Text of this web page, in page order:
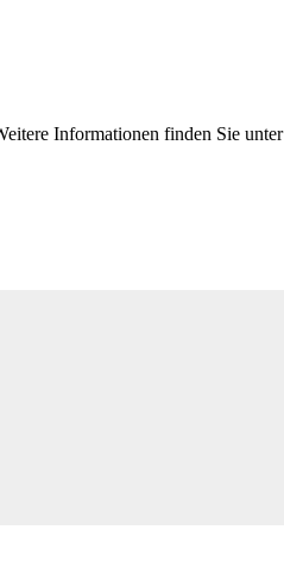
Informationen finden Sie unter